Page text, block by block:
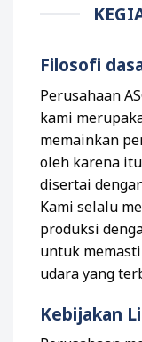
Filosofi
Perusahaan
kami
memainkan
oleh karena
disertai
Kami selalu
produksi
untuk
udara yang
Kebijakan